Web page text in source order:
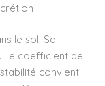
le sol. Sa
Le coefficient de
convient